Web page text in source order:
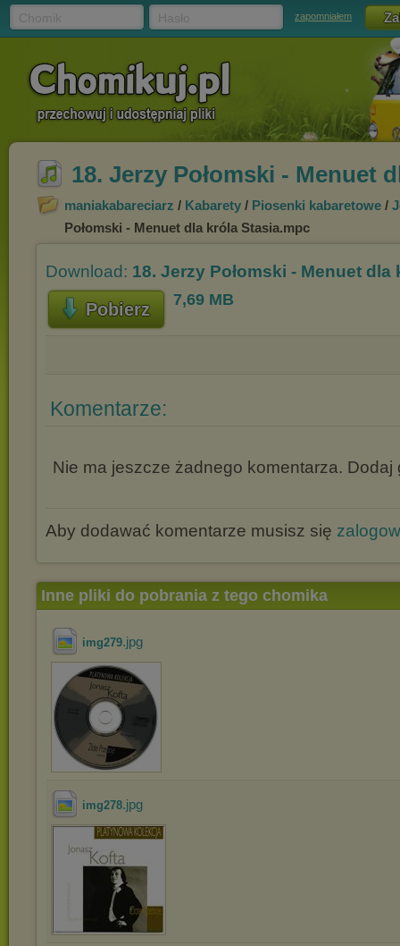
zapomniałem
18. Jerzy Połomski - Menuet
maniakabareciarz / Kabarety / Piosenki kabaretowe /
Połomski - Menuet dla króla Stasia.mpc
Download: 18. Jerzy Połomski - Menuet
Pobierz 7,69 MB
Komentarze:
Nie ma jeszcze żadnego komentarza. Dodaj
Aby dodawać komentarze musisz się
Inne pliki do pobrania z tego chomika
img279.jpg
img278.jpg